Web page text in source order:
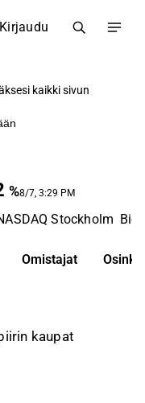
Kirjaudu
kaikki sivun
%8/7, 3:29 PM
Stockholm
Omistajat Osinko
kaupat